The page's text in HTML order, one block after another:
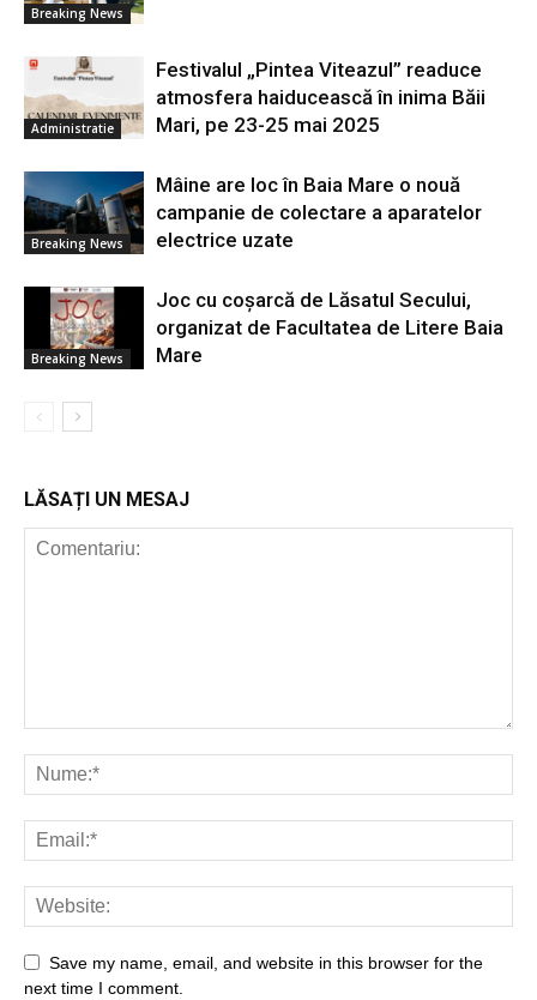
Breaking News
Administratie
Festivalul „Pintea Viteazul” readuce
atmosfera haiducească în inima Băii
Mari, pe 23-25 mai 2025
Breaking News
Mâine are loc în Baia Mare o nouă
campanie de colectare a aparatelor
electrice uzate
Breaking News
Joc cu coșarcă de Lăsatul Secului,
organizat de Facultatea de Litere Baia
Mare
LĂSAȚI UN MESAJ
Save my name, email, and website in this browser for the
next time I comment.